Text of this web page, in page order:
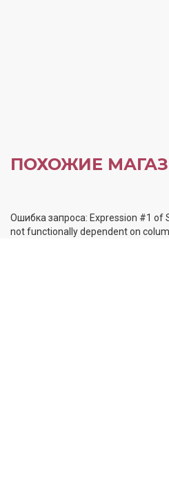
ПОХОЖИЕ
Ошибка запроса: Expression #1 of
not functionally dependent on